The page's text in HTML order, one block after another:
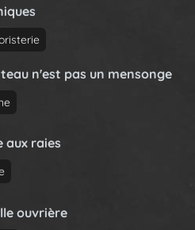
n'est pas un mensonge
aux raies
ouvrière